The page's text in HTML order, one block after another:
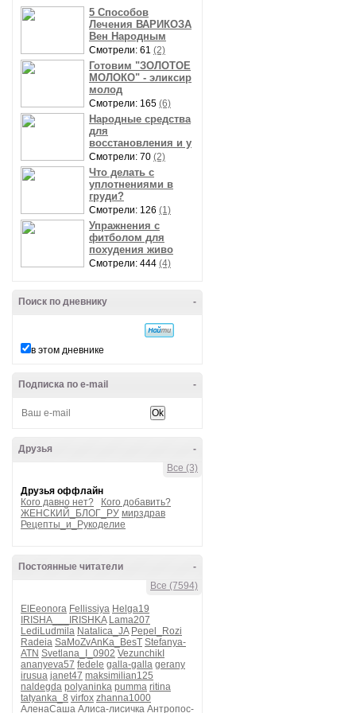
5 Способов
Лечения ВАРИКОЗА
Вен Народным
Смотрели: 61 (2)
Готовим "ЗОЛОТОЕ
МОЛОКО" - эликсир
молод
Смотрели: 165 (6)
Народные средства
для
восстановления и у
Смотрели: 70 (2)
Что делать с
уплотнениями в
груди?
Смотрели: 126 (1)
Упражнения с
фитболом для
похудения живо
Смотрели: 444 (4)
-
Поиск по дневнику
в этом дневнике
-
Подписка по e-mail
-
Друзья
Все (3)
Друзья оффлайн
Кого давно нет?
Кого добавить?
ЖЕНСКИЙ_БЛОГ_РУ мирздрав
Рецепты_и_Рукоделие
-
Постоянные читатели
Все (7594)
ElEeonora Fellissiya Helga19
IRISHA___IRISHKA Lama207
LediLudmila Natalica_JA Pepel_Rozi
Radeia SaMoZvAnKa_BesT Stefanya-
ATN Svetlana_I_0902 VezunchikI
ananyeva57 fedele galla-galla gerany
irusua janet47 maksimilian125
naldegda polyaninka pumma ritina
tatyanka_8 virfox zhanna1000
АленаСаша Алиса-лисичка Антропос-